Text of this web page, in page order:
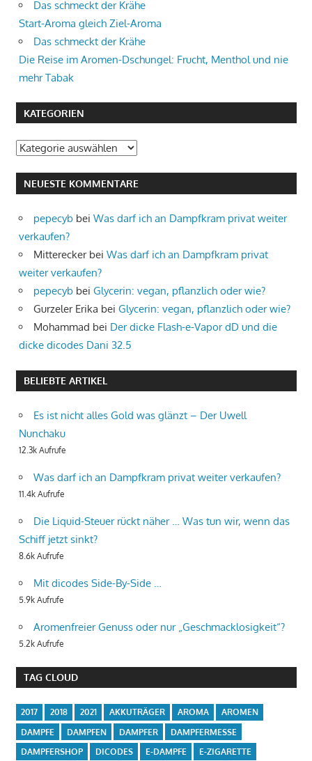
Das schmeckt der Krähe
Start-Aroma gleich Ziel-Aroma
Das schmeckt der Krähe
Die Reise im Aromen-Dschungel: Frucht, Menthol und nie
mehr Tabak
KATEGORIEN
Kategorien
NEUESTE KOMMENTARE
pepecyb bei Was darf ich an Dampfkram privat weiter
verkaufen?
Mittereckerbei Was darf ich an Dampfkram privat
weiter verkaufen?
pepecyb bei Glycerin: vegan, pflanzlich oder wie?
Gurzeler Erika bei Glycerin: vegan, pflanzlich oder wie?
Mohammad bei Der dicke Flash-e-Vapor dD und die
dicke dicodes Dani 32.5
BELIEBTE ARTIKEL
Es ist nicht alles Gold was glänzt – Der Uwell
Nunchaku
12.3k Aufrufe
Was darf ich an Dampfkram privat weiter verkaufen?
11.4k Aufrufe
Die Liquid-Steuer rückt näher … Was tun wir, wenn das
Schiff jetzt sinkt?
8.6k Aufrufe
Mit dicodes Side-By-Side …
5.9k Aufrufe
Aromenfreier Genuss oder nur „Geschmacklosigkeit“?
5.2k Aufrufe
TAG CLOUD
2017 2018 2021 AKKUTRÄGER AROMA
AROMEN
DAMPFE
DAMPFEN DAMPFER
DAMPFERMESSE
DAMPFERSHOP
DICODES E-DAMPFE
E-ZIGARETTE